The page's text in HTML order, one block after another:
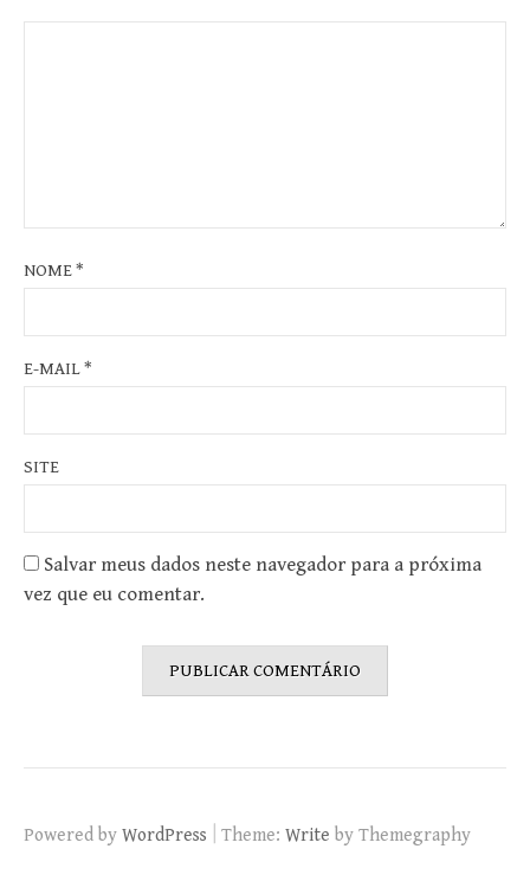
NOME*
E-MAIL*
SITE
Salvar meus dados neste navegador para a próxima
vez que eu comentar.
Powered by WordPress Theme: Write by Themegraphy